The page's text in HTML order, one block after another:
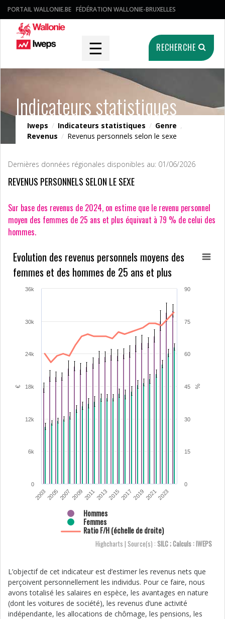
PORTAIL WALLONIE.BE FÉDÉRATION WALLONIE-BRUXELLES
☰ RECHERCHE
Indicateurs statistiques
Iweps / Indicateurs statistiques / Genre ,
Revenus / Revenus personnels selon le sexe
Dernières données régionales disponibles au: 01/06/2026
REVENUS PERSONNELS SELON LE SEXE
Sur base des revenus de 2024, on estime que le revenu personnel
moyen des femmes de 25 ans et plus équivaut à 79 % de celui des
hommes.
€ %
Hommes
Femmes
Ratio F/H (échelle de droite)
200320052007 20092011201320152017201920212023
0
6k
12k
18k
24k
30k
36k
0
15
30
45
60
75
90
Highcharts | Source(s) : SILC ; Calculs : IWEPS
Evolution des revenus personnels moyens des
femmes et des hommes de 25 ans et plus
L’objectif de cet indicateur est d’estimer les revenus nets que
perçoivent personnellement les individus. Pour ce faire, nous
avons totalisé les salaires en espèce, les avantages en nature
(dont les voitures de société), les revenus d’une activité
indépendante, les allocations de chômage, les pensions, les